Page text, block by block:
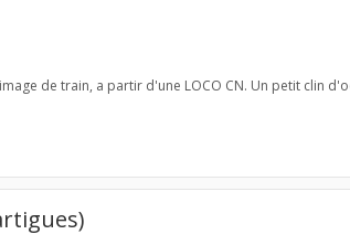
de train, a partir d'une LOCO CN. Un petit clin